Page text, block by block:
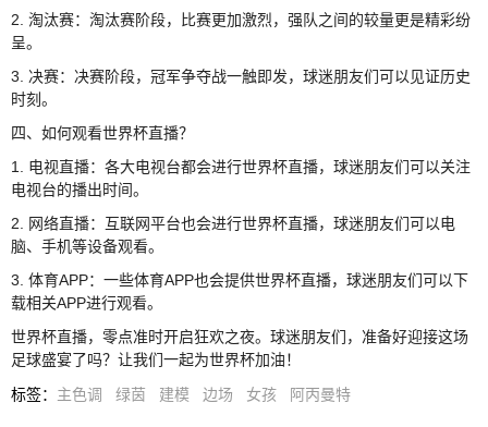
2. 淘汰赛：淘汰赛阶段，比赛更加激烈，强队之间的较量更是精彩纷
呈。
3. 决赛：决赛阶段，冠军争夺战一触即发，球迷朋友们可以见证历史
时刻。
四、如何观看世界杯直播？
1. 电视直播：各大电视台都会进行世界杯直播，球迷朋友们可以关注
电视台的播出时间。
2. 网络直播：互联网平台也会进行世界杯直播，球迷朋友们可以电
脑、手机等设备观看。
3. 体育APP：一些体育APP也会提供世界杯直播，球迷朋友们可以下
载相关APP进行观看。
世界杯直播，零点准时开启狂欢之夜。球迷朋友们，准备好迎接这场
足球盛宴了吗？让我们一起为世界杯加油！
标签： 主色调 绿茵 建模 边场 女孩 阿丙曼特